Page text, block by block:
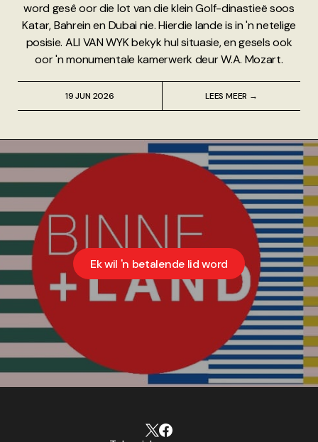
word gesê oor die lot van die klein Golf-dinastieë soos
Katar, Bahrein en Dubai nie. Hierdie lande is in 'n netelige
posisie. ALI VAN WYK bekyk hul situasie, en gesels ook
oor 'n monumentale kamerwerk deur W.A. Mozart.
19 JUN 2026 LEES MEER →
Ek wil 'n betalende lid word